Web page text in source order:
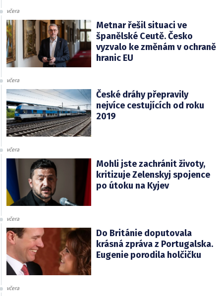
včera
Metnar řešil situaci ve
španělské Ceutě. Česko
vyzvalo ke změnám v ochraně
hranic EU
včera
České dráhy přepravily
nejvíce cestujících od roku
2019
včera
Mohli jste zachránit životy,
kritizuje Zelenskyj spojence
po útoku na Kyjev
včera
Do Británie doputovala
krásná zpráva z Portugalska.
Eugenie porodila holčičku
včera